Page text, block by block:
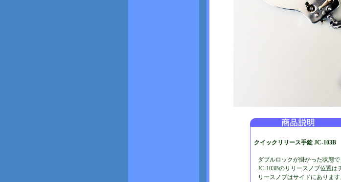
クイックリリース手錠 JC-103B
ダブルロックが掛かった状態
JC-103Bのリリースノブ位置は
リースノブはサイドにありま